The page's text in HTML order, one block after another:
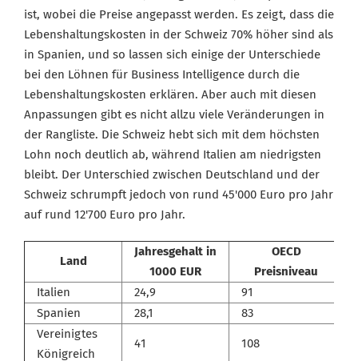
ist, wobei die Preise angepasst werden. Es zeigt, dass die
Lebenshaltungskosten in der Schweiz 70% höher sind als
in Spanien, und so lassen sich einige der Unterschiede
bei den Löhnen für Business Intelligence durch die
Lebenshaltungskosten erklären. Aber auch mit diesen
Anpassungen gibt es nicht allzu viele Veränderungen in
der Rangliste. Die Schweiz hebt sich mit dem höchsten
Lohn noch deutlich ab, während Italien am niedrigsten
bleibt. Der Unterschied zwischen Deutschland und der
Schweiz schrumpft jedoch von rund 45'000 Euro pro Jahr
auf rund 12'700 Euro pro Jahr.
Land
Jahresgehalt in
1000 EUR
OECD
Preisniveau
Italien
24,9 91
Spanien
28,1 83
Vereinigtes
Königreich
41 108